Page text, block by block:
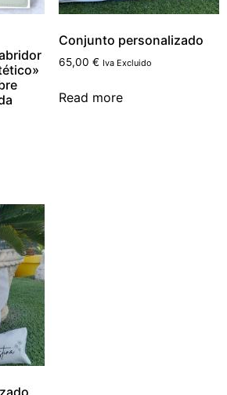
Conjunto personalizado
65,00 € Iva Excluido
Read more